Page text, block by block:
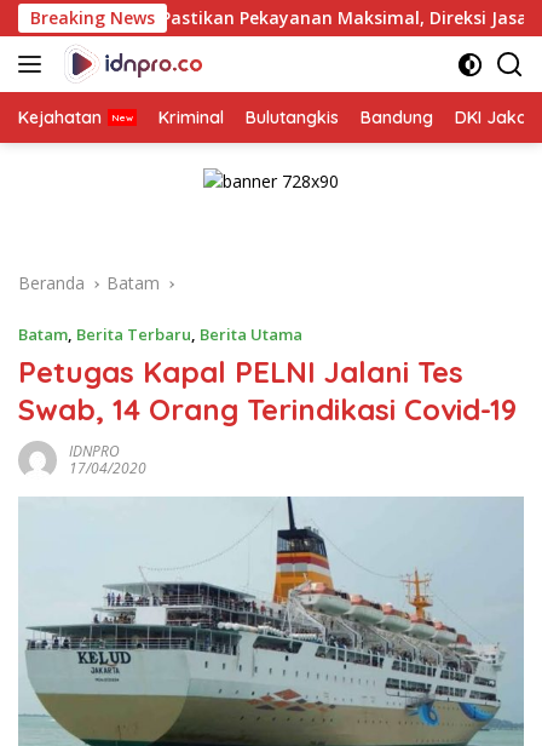
Langsung
ke
konten
Breaking News
Pastikan Pekayanan Maksimal, Direksi Jasa Raharja Tinjau
Kejahatan Kriminal Bulutangkis Bandung DKI
Beranda Batam
Batam, Berita Terbaru, Berita Utama
Petugas Kapal PELNI Jalani Tes
Swab, 14 Orang Terindikasi Covid-19
IDNPRO
17/04/2020